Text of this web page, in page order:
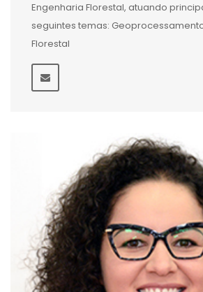
Engenharia Florestal, atuando
seguintes temas:
Florestal